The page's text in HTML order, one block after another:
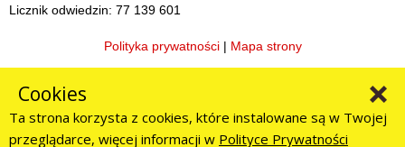
Licznik odwiedzin: 77 139 601
Polityka prywatności | Mapa strony
Cookies
Ta strona korzysta z cookies, które instalowane są w Twojej
przeglądarce, więcej informacji w Polityce Prywatności